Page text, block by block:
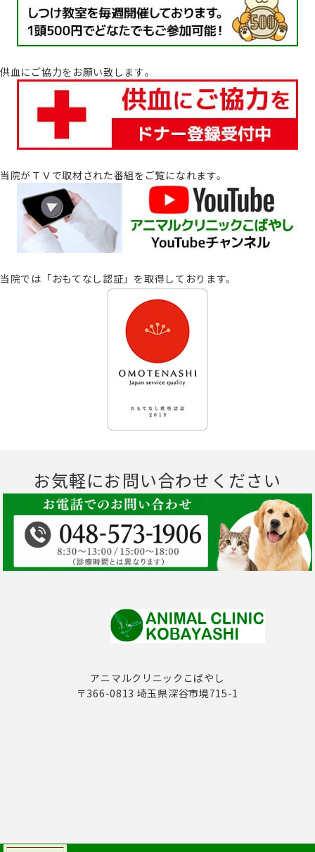
供血にご協力をお願い致します｡
当院がＴＶで取材された番組をご覧になれます。
当院では「おもてなし認証」を取得しております。
お気軽にお問い合わせください
アニマルクリニックこばやし
〒366-0813 埼玉県深谷市境715-1